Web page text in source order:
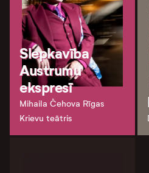
Slepkavība
Austrumu
ekspresī
Mihaila Čehova Rīgas
Krievu teātris